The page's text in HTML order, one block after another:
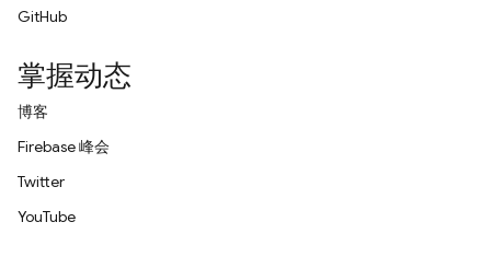
GitHub
掌握动态
博客
Firebase 峰会
Twitter
YouTube